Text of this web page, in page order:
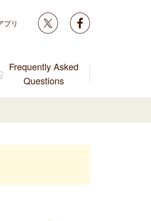
Frequently Asked
Questions
プリ Twitter